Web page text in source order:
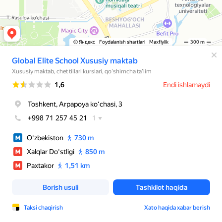
© Яндекс Foydalanish shartlari Maxfiylik 300 m
Global Elite School Xususiy maktab
Xususiy maktab, chet tillari kurslari, qo'shimcha ta'lim
Reyting
1,6 Endi ishlamaydi
Toshkent, Arpapoya koʻchasi, 3
+998 71 257 45 21
1
Oʻzbekiston
730 m
Xalqlar Doʻstligi
850 m
Paxtakor
1,51 km
Borish usuli Tashkilot haqida
Taksi chaqirish Xato haqida xabar berish